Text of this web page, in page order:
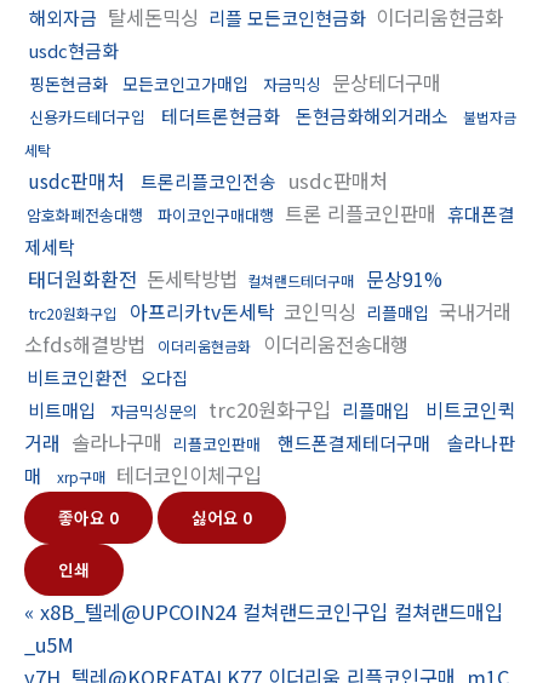
해외자금 탈세돈믹싱 리플 모든코인현금화 이더리움현금화
usdc현금화
핑돈현금화 모든코인고가매입 자금믹싱 문상테더구매
신용카드테더구입 테더트론현금화 돈현금화해외거래소
불법자금
세탁
usdc판매처 트론리플코인전송 usdc판매처
암호화폐전송대행 파이코인구매대행 트론 리플코인판매 휴대폰결
제세탁
태더원화환전 돈세탁방법 컬쳐랜드테더구매 문상91%
trc20원화구입 아프리카tv돈세탁 코인믹싱 리플매입 국내거래
소fds해결방법
이더리움현금화 이더리움전송대행
비트코인환전 오다집
비트매입 자금믹싱문의 trc20원화구입 리플매입
비트코인퀵
거래 솔라나구매 리플코인판매 핸드폰결제테더구매
솔라나판
매
xrp구매 테더코인이체구입
좋아요 0 싫어요 0
인쇄
« x8B_텔레@UPCOIN24 컬쳐랜드코인구입 컬쳐랜드매입
_u5M
y7H_텔레@KOREATALK77 이더리움 리플코인구매_m1C